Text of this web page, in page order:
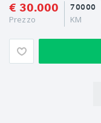
€ 30.000
Prezzo
70000
KM